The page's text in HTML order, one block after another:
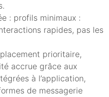
: profils minimaux :
rapides, pas les
prioritaire,
accrue grâce aux
à l’application,
de messagerie